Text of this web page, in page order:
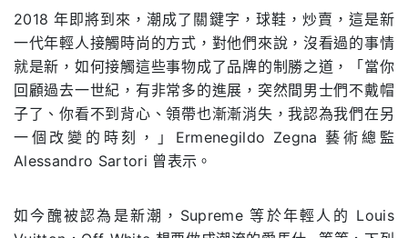
2018 年即將到來，潮成了關鍵字，球鞋，炒賣，這是新
一代年輕人接觸時尚的方式，對他們來說，沒看過的事情
就是新，如何接觸這些事物成了品牌的制勝之道，「當你
回顧過去一世紀，有非常多的進展，突然間男士們不戴帽
子了、你看不到背心、領帶也漸漸消失，我認為我們在另
一個改變的時刻，」Ermenegildo Zegna 藝術總監
Alessandro Sartori 曾表示。
如今醜被認為是新潮，Supreme 等於年輕人的 Louis